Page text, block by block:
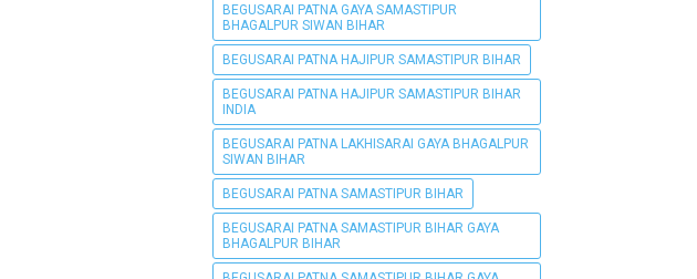
BEGUSARAI PATNA GAYA SAMASTIPUR
BHAGALPUR SIWAN BIHAR
BEGUSARAI PATNA HAJIPUR SAMASTIPUR BIHAR
BEGUSARAI PATNA HAJIPUR SAMASTIPUR BIHAR
INDIA
BEGUSARAI PATNA LAKHISARAI GAYA BHAGALPUR
SIWAN BIHAR
BEGUSARAI PATNA SAMASTIPUR BIHAR
BEGUSARAI PATNA SAMASTIPUR BIHAR GAYA
BHAGALPUR BIHAR